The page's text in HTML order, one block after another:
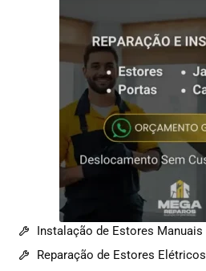
Instalação de Estores Manuais
Reparação de Estores Elétricos